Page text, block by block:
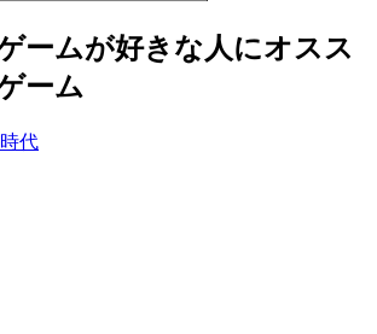
ームが好きな人にオスス
ーム